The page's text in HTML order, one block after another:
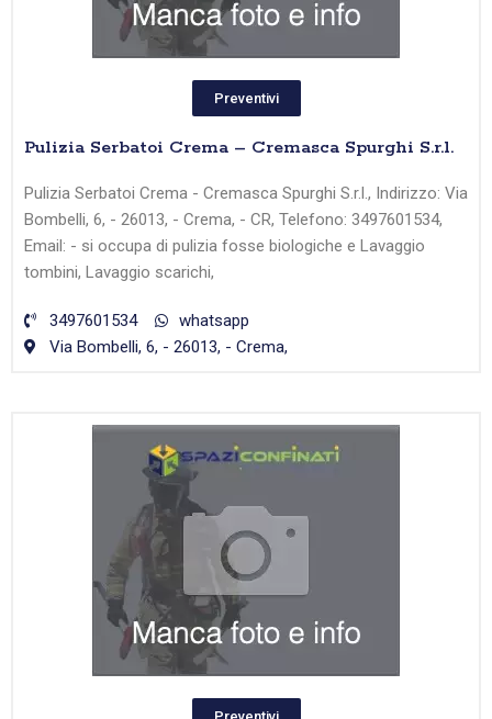
Preventivi
Pulizia Serbatoi Crema – Cremasca Spurghi S.r.l.
Pulizia Serbatoi Crema - Cremasca Spurghi S.r.l., Indirizzo: Via
Bombelli, 6, - 26013, - Crema, - CR, Telefono: 3497601534,
Email: - si occupa di pulizia fosse biologiche e Lavaggio
tombini, Lavaggio scarichi,
3497601534
whatsapp
Via Bombelli, 6, - 26013, - Crema,